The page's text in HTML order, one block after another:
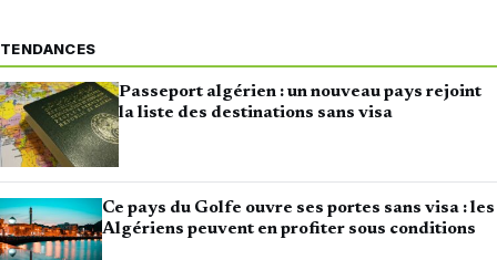
TENDANCES
Passeport algérien : un nouveau pays rejoint
la liste des destinations sans visa
Ce pays du Golfe ouvre ses portes sans visa : les
Algériens peuvent en profiter sous conditions